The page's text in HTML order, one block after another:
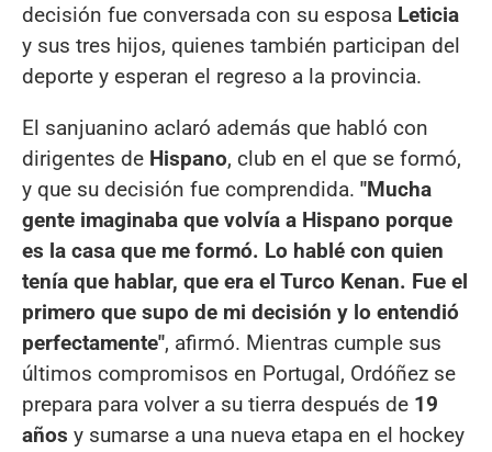
decisión fue conversada con su esposa Leticia
y sus tres hijos, quienes también participan del
deporte y esperan el regreso a la provincia.
El sanjuanino aclaró además que habló con
dirigentes de Hispano, club en el que se formó,
y que su decisión fue comprendida. "Mucha
gente imaginaba que volvía a Hispano porque
es la casa que me formó. Lo hablé con quien
tenía que hablar, que era el Turco Kenan. Fue el
primero que supo de mi decisión y lo entendió
perfectamente", afirmó. Mientras cumple sus
últimos compromisos en Portugal, Ordóñez se
prepara para volver a su tierra después de 19
años y sumarse a una nueva etapa en el hockey